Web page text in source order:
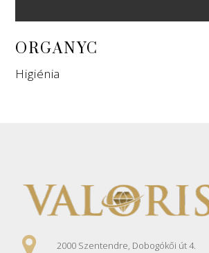
ORGANYC
Higiénia
2000 Szentendre, Dobogókői út 4.